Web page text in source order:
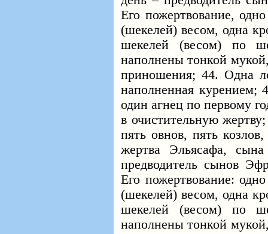
Его пожертвование,
(шекелей) весом, одна
шекелей (весом) по
наполнены тонкой
приношения; 44. Одна
наполненная
один агнец по первому
в очистительную
пять овнов, пять
жертва Эльясафа,
предводитель сынов
Его пожертвование:
(шекелей) весом, одна
шекелей (весом) по
наполнены тонкой